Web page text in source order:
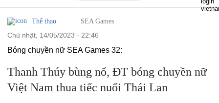
Thể thao SEA Games
chủ nhật, 14/05/2023 - 22:46
Bóng chuyền nữ SEA Games 32:
Thanh Thúy bùng nổ, ĐT bóng chuyền nữ
Việt Nam thua tiếc nuối Thái Lan